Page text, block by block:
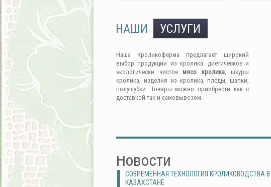
НАШИ УСЛУГИ
Наша Кроликоферма предлагает широкий
выбор продукции из кролика: диетическое и
экологически чистое мясо кролика, шкуры
кролика, изделия из кролика, пледы, шапки,
полушубки. Товары можно приобрести как с
доставкой так и самовывозом.
Новости
СОВРЕМЕННАЯ ТЕХНОЛОГИЯ КРОЛИКОВОДСТВА В
КАЗАХСТАНЕ